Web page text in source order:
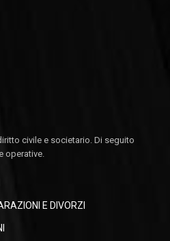
civile e societario. Di seguito
operative.
E DIVORZI